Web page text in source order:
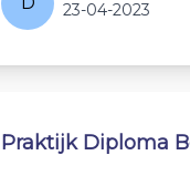
23-04-2023
Praktijk Diploma